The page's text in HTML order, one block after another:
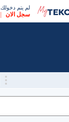
لم يتم دخولك.
سجل الان